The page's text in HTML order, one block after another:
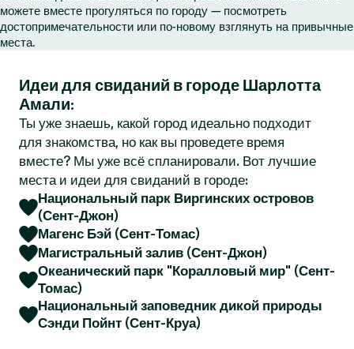
i
n
r
можете вместе прогуляться по городу — посмотреть
достопримечательности или по-новому взглянуть на привычные
места.
Идеи для свиданий в городе Шарлотта
Амали:
Ты уже знаешь, какой город идеально подходит
для знакомства, но как вы проведете время
вместе? Мы уже всё спланировали. Вот лучшие
места и идеи для свиданий в городе:
Национальный парк Виргинских островов
(Сент-Джон)
Магенс Бэй (Сент-Томас)
Магистральный залив (Сент-Джон)
Океанический парк "Коралловый мир" (Сент-
Томас)
Национальный заповедник дикой природы
Сэнди Пойнт (Сент-Круа)